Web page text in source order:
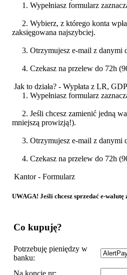
1. Wypełniasz formularz
2. Wybierz, z którego konta
zaksięgowana najszybciej.
3. Otrzymujesz e-mail z danymi
4. Czekasz na przelew do 72h
Jak to działa? - Wypłata z LR,
1. Wypełniasz formularz
2. Jeśli chcesz zamienić jedną
mniejszą prowizją!).
3. Otrzymujesz e-mail z danymi
4. Czekasz na przelew do 72h
Kantor - Formularz
UWAGA! Jeśli chcesz sprzedać e-
Co kupuję?
Potrzebuję pieniędzy w
banku: